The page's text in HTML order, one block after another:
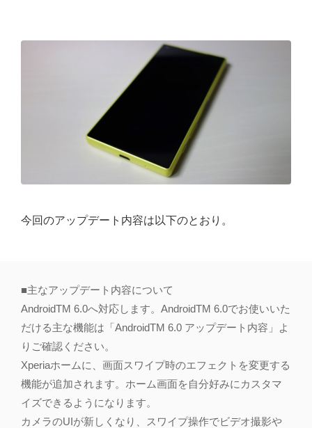
今回のアップデート内容は以下のとおり。
■主なアップデート内容について
AndroidTM 6.0へ対応します。AndroidTM 6.0でお使いいた
だける主な機能は「AndroidTM 6.0 アップデート内容」よ
りご確認ください。
Xperiaホームに、画面スワイプ時のエフェクトを変更する
機能が追加されます。ホーム画面を自分好みにカスタマ
イズできるようになります。
カメラのUIが新しくなり、スワイプ操作でビデオ撮影や